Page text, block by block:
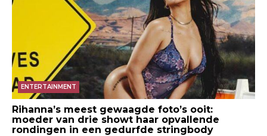
ENTERTAINMENT
Rihanna’s meest gewaagde foto’s ooit:
moeder van drie showt haar opvallende
rondingen in een gedurfde stringbody